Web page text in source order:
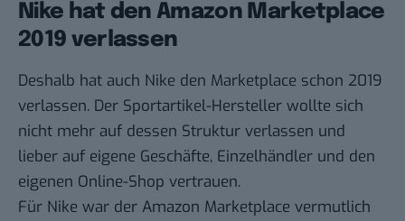
Nike hat den Amazon Marketplace
2019 verlassen
Deshalb hat auch Nike den Marketplace schon 2019
verlassen. Der Sportartikel-Hersteller wollte sich
nicht mehr auf dessen Struktur verlassen und
lieber auf eigene Geschäfte, Einzelhändler und den
eigenen Online-Shop vertrauen.
Für Nike war der Amazon Marketplace vermutlich